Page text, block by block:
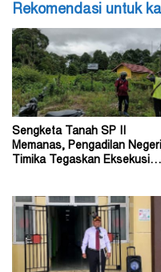
Rekomendasi untuk
Sengketa Tanah SP II
Memanas, Pengadilan Negeri
Timika Tegaskan Eksekusi